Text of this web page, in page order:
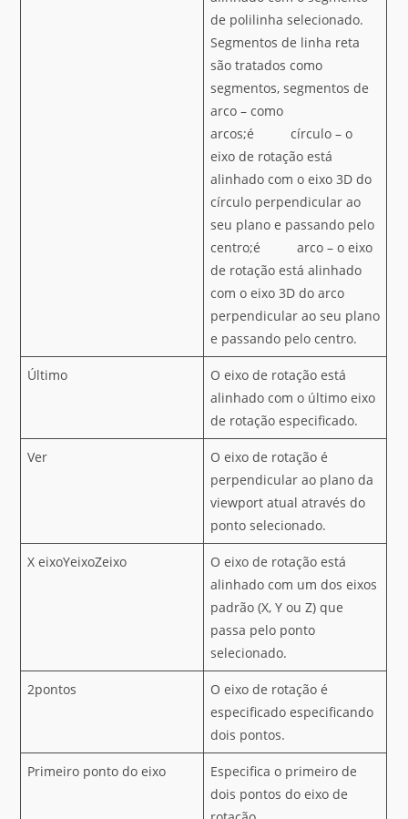
de polilinha selecionado.
Segmentos de linha reta
são tratados como
segmentos, segmentos de
arco – como
arcos;é círculo – o
eixo de rotação está
alinhado com o eixo 3D do
círculo perpendicular ao
seu plano e passando pelo
centro;é arco – o eixo
de rotação está alinhado
com o eixo 3D do arco
perpendicular ao seu plano
e passando pelo centro.
Último
O eixo de rotação está
alinhado com o último eixo
de rotação especificado.
Ver
O eixo de rotação é
perpendicular ao plano da
viewport atual através do
ponto selecionado.
X eixoYeixoZeixo
O eixo de rotação está
alinhado com um dos eixos
padrão (X, Y ou Z) que
passa pelo ponto
selecionado.
2pontos
O eixo de rotação é
especificado especificando
dois pontos.
Primeiro ponto do eixo
Especifica o primeiro de
dois pontos do eixo de